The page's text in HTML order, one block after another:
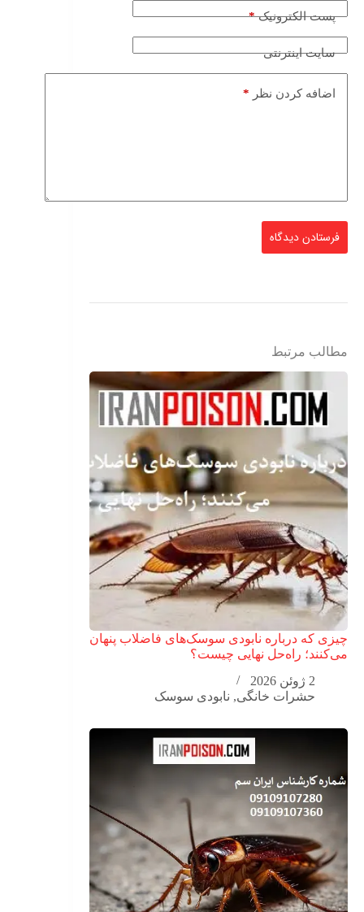
پست الکترونیک*
سایت اینترنتی
اضافه کردن نظر *
فرستادن دیدگاه
مطالب مرتبط
چیزی که درباره نابودی سوسک‌های فاضلاب پنهان
می‌کنند؛ راه‌حل نهایی چیست؟
2 ژوئن 2026
حشرات خانگی, نابودی سوسک